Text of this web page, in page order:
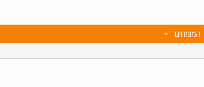
המומחים